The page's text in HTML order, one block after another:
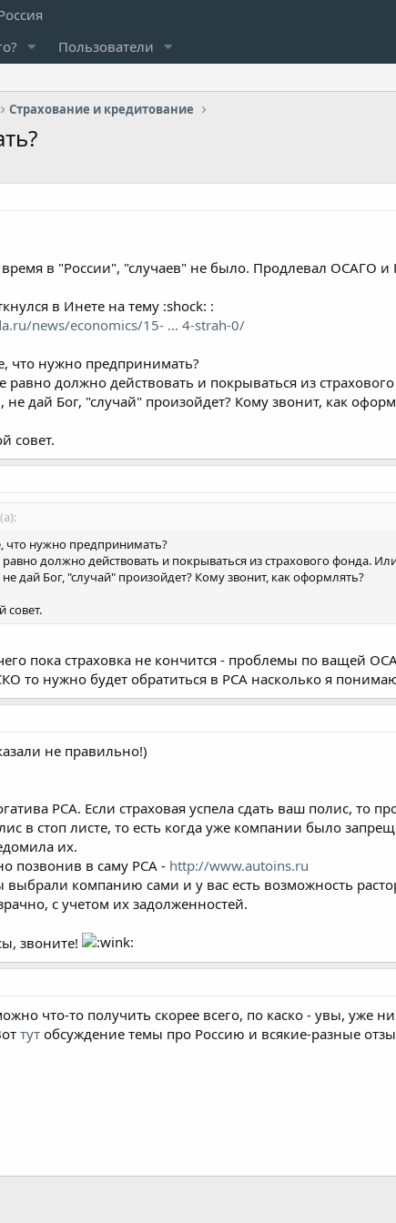
Пользователи
Страхование и кредитование
время в "России", "случаев" не было. Продлевал ОСАГО
в Инете на тему :shock: :
news/economics/15- ... 4-strah-0/
что нужно предпринимать?
равно должно действовать и покрываться из
не дай Бог, "случай" произойдет? Кому звонит, как
совет.
что нужно предпринимать?
должно действовать и покрываться из страхового фонда.
не дай Бог, "случай" произойдет? Кому звонит, как оформлять?
совет.
пока страховка не кончится - проблемы по ващей
то нужно будет обратиться в РСА насколько я
не правильно!)
РСА. Если страховая успела сдать ваш полис, то
в стоп листе, то есть когда уже компании было
их.
позвонив в саму РСА - http://www.autoins.ru
выбрали компанию сами и у вас есть возможность
с учетом их задолженностей.
звоните!
что-то получить скорее всего, по каско - увы, уже
тут обсуждение темы про Россию и всякие-разные